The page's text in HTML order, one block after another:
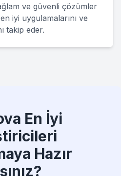
ve güvenli çözümler
iyi uygulamalarını ve
takip eder.
En İyi
Hazır